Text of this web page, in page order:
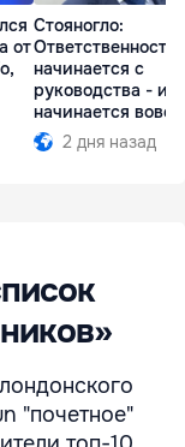
от
Стояногло:
Ответственность
начинается с
руководства -
начинается вовсе
2 дня назад
"почетное"